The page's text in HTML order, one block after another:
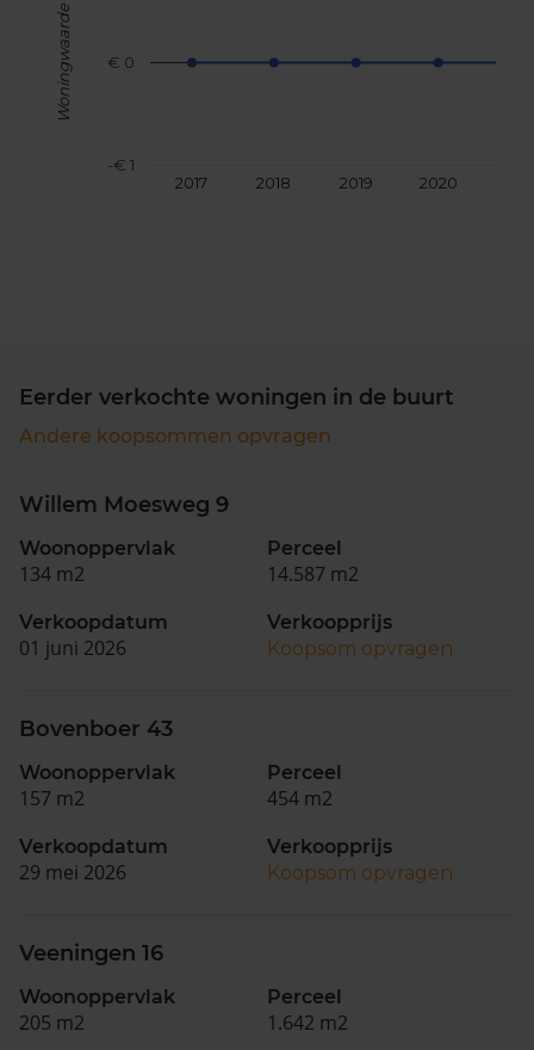
2017 2018 2019 2020
-€ 1
€ 0
Woningwaarde
Eerder verkochte woningen in de buurt
Andere koopsommen opvragen
Willem Moesweg 9
Woonoppervlak
134 m2
Perceel
14.587 m2
Verkoopdatum
01 juni 2026
Verkoopprijs
Koopsom opvragen
Bovenboer 43
Woonoppervlak
157 m2
Perceel
454 m2
Verkoopdatum
29 mei 2026
Verkoopprijs
Koopsom opvragen
Veeningen 16
Woonoppervlak
205 m2
Perceel
1.642 m2